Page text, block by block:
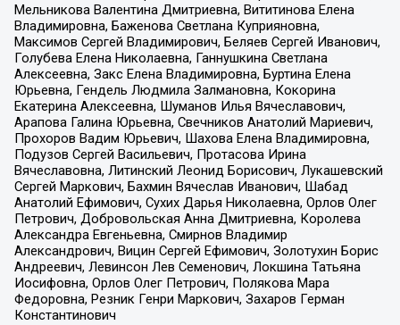
Мельникова Валентина Дмитриевна, Вититинова Елена
Владимировна, Баженова Светлана Куприяновна,
Максимов Сергей Владимирович, Беляев Сергей Иванович,
Голубева Елена Николаевна, Ганнушкина Светлана
Алексеевна, Закс Елена Владимировна, Буртина Елена
Юрьевна, Гендель Людмила Залмановна, Кокорина
Екатерина Алексеевна, Шуманов Илья Вячеславович,
Арапова Галина Юрьевна, Свечников Анатолий Мариевич,
Прохоров Вадим Юрьевич, Шахова Елена Владимировна,
Подузов Сергей Васильевич, Протасова Ирина
Вячеславовна, Литинский Леонид Борисович, Лукашевский
Сергей Маркович, Бахмин Вячеслав Иванович, Шабад
Анатолий Ефимович, Сухих Дарья Николаевна, Орлов Олег
Петрович, Добровольская Анна Дмитриевна, Королева
Александра Евгеньевна, Смирнов Владимир
Александрович, Вицин Сергей Ефимович, Золотухин Борис
Андреевич, Левинсон Лев Семенович, Локшина Татьяна
Иосифовна, Орлов Олег Петрович, Полякова Мара
Федоровна, Резник Генри Маркович, Захаров Герман
Константинович